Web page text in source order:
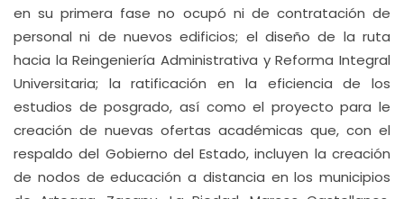
en su primera fase no ocupó ni de contratación de
personal ni de nuevos edificios; el diseño de la ruta
hacia la Reingeniería Administrativa y Reforma Integral
Universitaria; la ratificación en la eficiencia de los
estudios de posgrado, así como el proyecto para le
creación de nuevas ofertas académicas que, con el
respaldo del Gobierno del Estado, incluyen la creación
de nodos de educación a distancia en los municipios